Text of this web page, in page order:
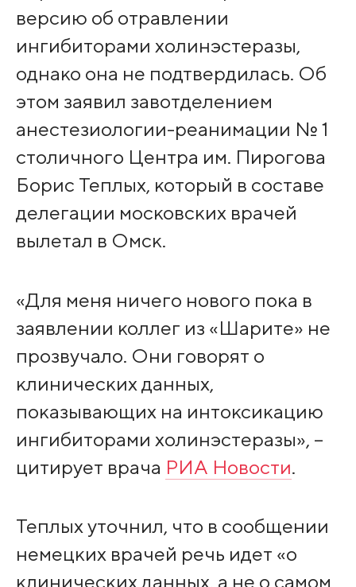
версию об отравлении
ингибиторами холинэстеразы,
однако она не подтвердилась. Об
этом заявил завотделением
анестезиологии-реанимации № 1
столичного Центра им. Пирогова
Борис Теплых, который в составе
делегации московских врачей
вылетал в Омск.
«Для меня ничего нового пока в
заявлении коллег из «Шарите» не
прозвучало. Они говорят о
клинических данных,
показывающих на интоксикацию
ингибиторами холинэстеразы», –
цитирует врача РИА Новости.
Теплых уточнил, что в сообщении
немецких врачей речь идет «о
клинических данных, а не о самом